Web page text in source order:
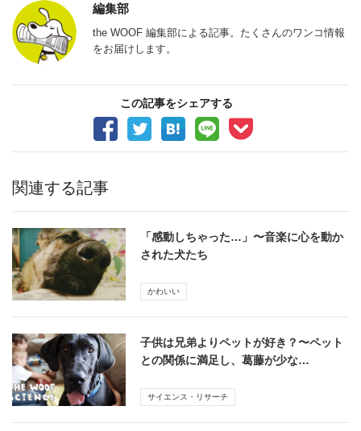
編集部
the WOOF 編集部による記事。たくさんのワンコ情報
をお届けします。
この記事をシェアする
関連する記事
「感動しちゃった…」〜音楽に心を動か
された犬たち
かわいい
子供は兄弟よりペットが好き？〜ペット
との関係に満足し、葛藤が少な…
サイエンス・リサーチ